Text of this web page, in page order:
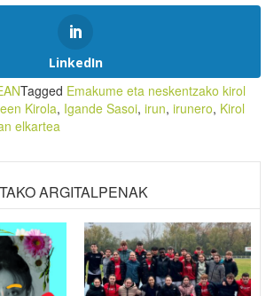
LinkedIn
Tagged Emakume eta neskentzako kirol
Kirola, Igande Sasoi, irun, irunero, Kirol
elkartea
ARGITALPENAK